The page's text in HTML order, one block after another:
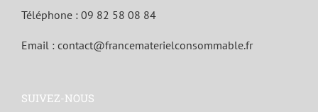
Téléphone : 09 82 58 08 84
Email : contact@francematerielconsommable.fr
SUIVEZ-NOUS